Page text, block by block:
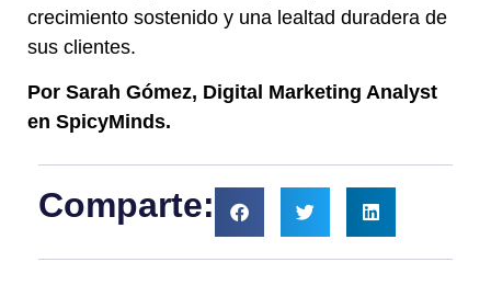
crecimiento sostenido y una lealtad duradera de
sus clientes.
Por Sarah Gómez, Digital Marketing Analyst
en SpicyMinds.
Comparte: